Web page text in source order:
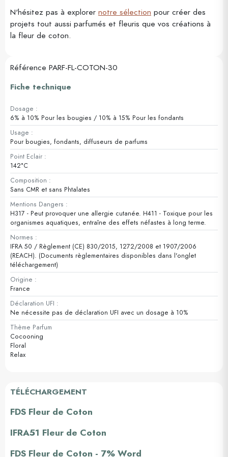
N'hésitez pas à explorer notre sélection pour créer des
projets tout aussi parfumés et fleuris que vos créations à
la fleur de coton.
Référence PARF-FL-COTON-30
Fiche technique
Dosage :
6% à 10% Pour les bougies / 10% à 15% Pour les fondants
Usage :
Pour bougies, fondants, diffuseurs de parfums
Point Eclair :
142°C
Composition :
Sans CMR et sans Phtalates
Mentions Dangers :
H317 - Peut provoquer une allergie cutanée. H411 - Toxique pour les
organismes aquatiques, entraîne des effets néfastes à long terme.
Normes :
IFRA 50 / Règlement (CE) 830/2015, 1272/2008 et 1907/2006
(REACH). (Documents règlementaires disponibles dans l'onglet
téléchargement)
Origine :
France
Déclaration UFI :
Ne nécessite pas de déclaration UFI avec un dosage à 10%
Thème Parfum
Cocooning
Floral
Relax
TÉLÉCHARGEMENT
FDS Fleur de Coton
IFRA51 Fleur de Coton
FDS Fleur de Coton - 7% Word